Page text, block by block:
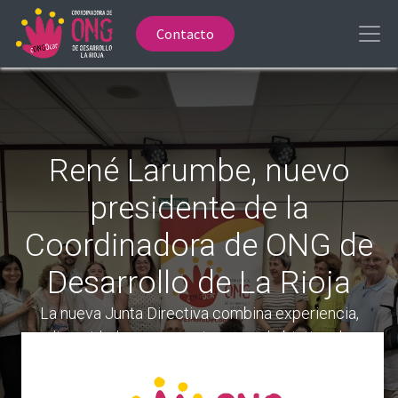
Contacto
René Larumbe, nuevo
presidente de la
Coordinadora de ONG de
Desarrollo de La Rioja
La nueva Junta Directiva combina experiencia,
diversidad y compromiso, con el objetivo de
en La Rioja y ampliar su impacto en la cooperación